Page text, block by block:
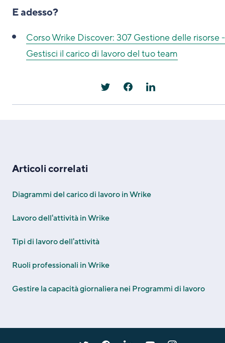
E adesso?
Corso Wrike Discover: 307 Gestione delle risorse -
Gestisci il carico di lavoro del tuo team
Articoli correlati
Diagrammi del carico di lavoro in Wrike
Lavoro dell'attività in Wrike
Tipi di lavoro dell'attività
Ruoli professionali in Wrike
Gestire la capacità giornaliera nei Programmi di lavoro